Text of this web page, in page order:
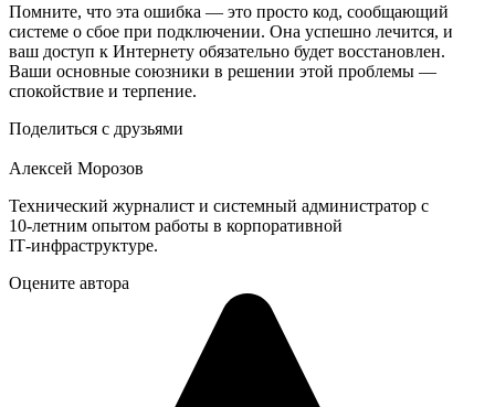
Помните, что эта ошибка — это просто код, сообщающий
системе о сбое при подключении. Она успешно лечится, и
ваш доступ к Интернету обязательно будет восстановлен.
Ваши основные союзники в решении этой проблемы —
спокойствие и терпение.
Поделиться с друзьями
Алексей Морозов
Технический журналист и системный администратор с
10‑летним опытом работы в корпоративной
IT‑инфраструктуре.
Оцените автора